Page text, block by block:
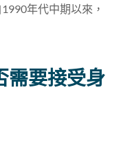
年代中期以來，
需要接受身